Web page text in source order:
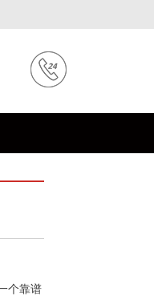
个靠谱